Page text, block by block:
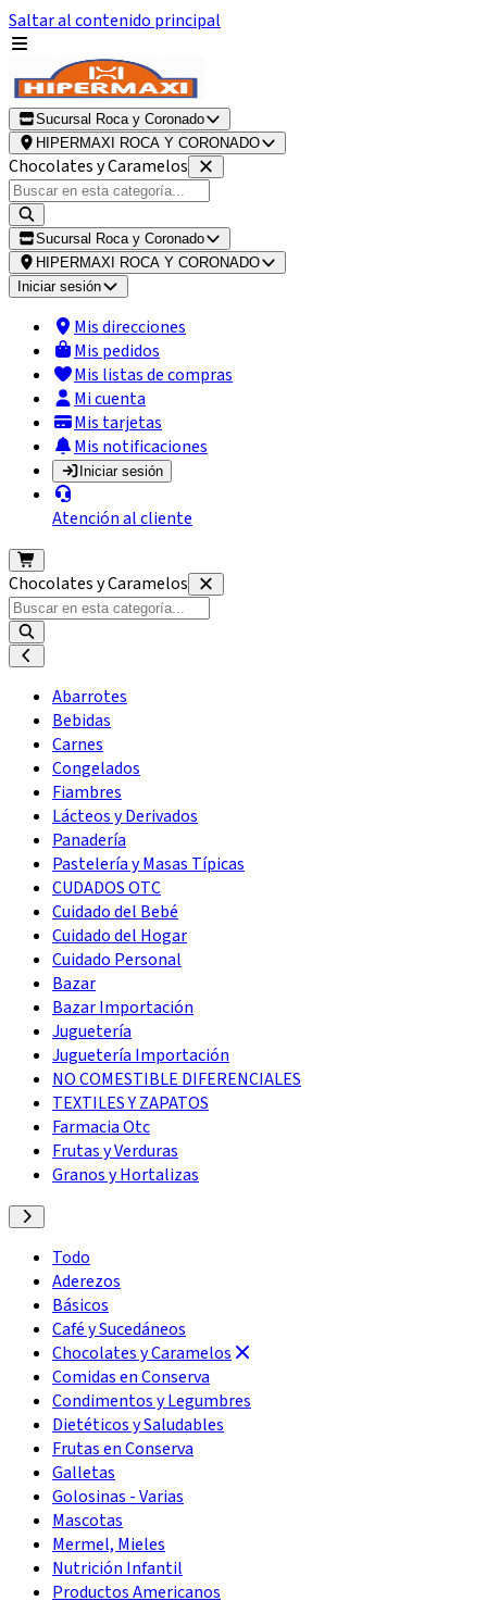
Saltar al contenido principal
Sucursal Roca y Coronado
HIPERMAXI ROCA Y CORONADO
Chocolates y Caramelos
Sucursal Roca y Coronado
HIPERMAXI ROCA Y CORONADO
Iniciar sesión
Mis direcciones
Mis pedidos
Mis listas de compras
Mi cuenta
Mis tarjetas
Mis notificaciones
Iniciar sesión
Atención al cliente
Chocolates y Caramelos
Abarrotes
Bebidas
Carnes
Congelados
Fiambres
Lácteos y Derivados
Panadería
Pastelería y Masas Típicas
CUDADOS OTC
Cuidado del Bebé
Cuidado del Hogar
Cuidado Personal
Bazar
Bazar Importación
Juguetería
Juguetería Importación
NO COMESTIBLE DIFERENCIALES
TEXTILES Y ZAPATOS
Farmacia Otc
Frutas y Verduras
Granos y Hortalizas
Todo
Aderezos
Básicos
Café y Sucedáneos
Chocolates y Caramelos
Comidas en Conserva
Condimentos y Legumbres
Dietéticos y Saludables
Frutas en Conserva
Galletas
Golosinas - Varias
Mascotas
Mermel, Mieles
Nutrición Infantil
Productos Americanos